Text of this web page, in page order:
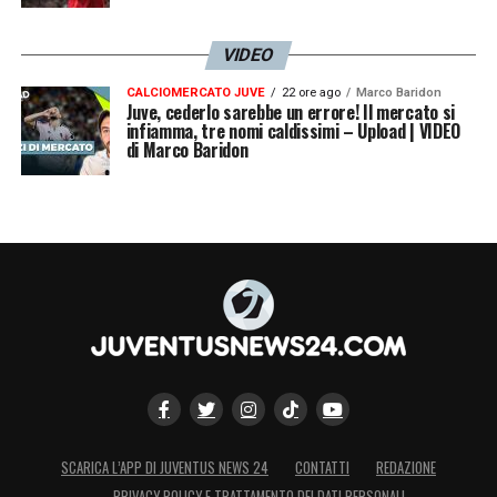
VIDEO
CALCIOMERCATO JUVE 22 ore ago Marco Baridon
Juve, cederlo sarebbe un errore! Il mercato si
infiamma, tre nomi caldissimi – Upload | VIDEO
di Marco Baridon
SCARICA L’APP DI JUVENTUS NEWS 24 CONTATTI
REDAZIONE